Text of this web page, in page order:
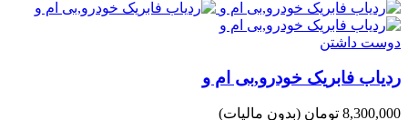
دوست داشتن
ردیاب فابریک خودرو,بی ام و
8,300,000 تومان
(بدون مالیات)